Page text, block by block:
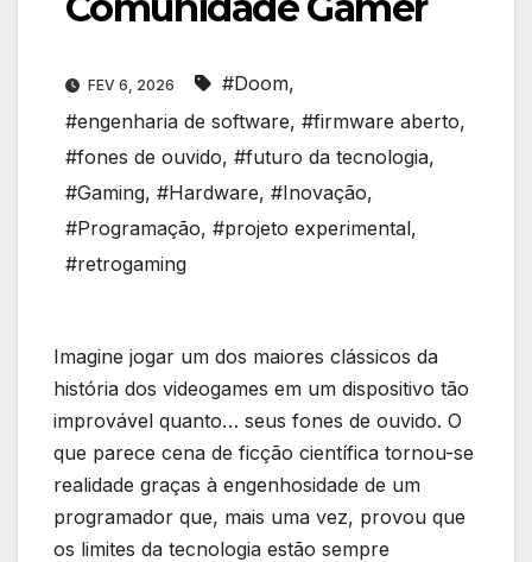
FEV 6, 2026 #Doom,
#engenharia de software, #firmware aberto,
#fones de ouvido, #futuro da tecnologia,
#Gaming, #Hardware, #Inovação,
#Programação, #projeto experimental,
#retrogaming
Imagine jogar um dos maiores clássicos da
história dos videogames em um dispositivo tão
improvável quanto… seus fones de ouvido. O
que parece cena de ficção científica tornou-se
realidade graças à engenhosidade de um
programador que, mais uma vez, provou que
os limites da tecnologia estão sempre